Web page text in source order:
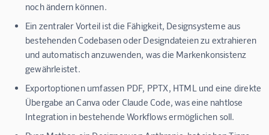
noch ändern können.
Ein zentraler Vorteil ist die Fähigkeit, Designsysteme aus
bestehenden Codebasen oder Designdateien zu extrahieren
und automatisch anzuwenden, was die Markenkonsistenz
gewährleistet.
Exportoptionen umfassen PDF, PPTX, HTML und eine direkte
Übergabe an Canva oder Claude Code, was eine nahtlose
Integration in bestehende Workflows ermöglichen soll.